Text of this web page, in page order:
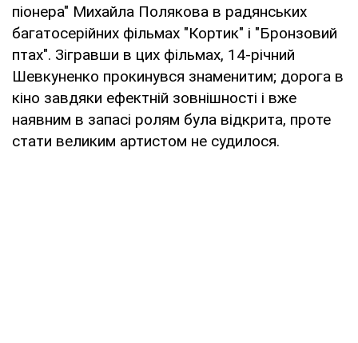
піонера" Михайла Полякова в радянських
багатосерійних фільмах "Кортик" і "Бронзовий
птах". Зігравши в цих фільмах, 14-річний
Шевкуненко прокинувся знаменитим; дорога в
кіно завдяки ефектній зовнішності і вже
наявним в запасі ролям була відкрита, проте
стати великим артистом не судилося.